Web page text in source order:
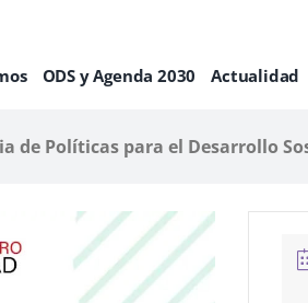
ODS y Agenda 2030 Actualidad
de Políticas para el Desarrollo